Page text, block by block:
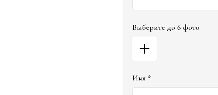
Выберите до 6 фото
Имя *